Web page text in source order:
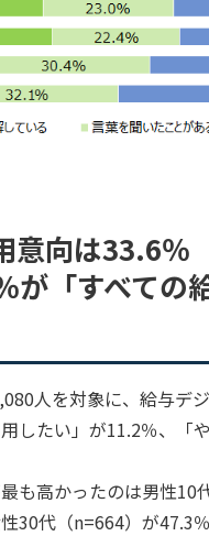
意向は33.6％
が「すべての
人を対象に、給与デ
したい」が11.2％、「
も高かったのは男性
30代（n=664）が47.3％